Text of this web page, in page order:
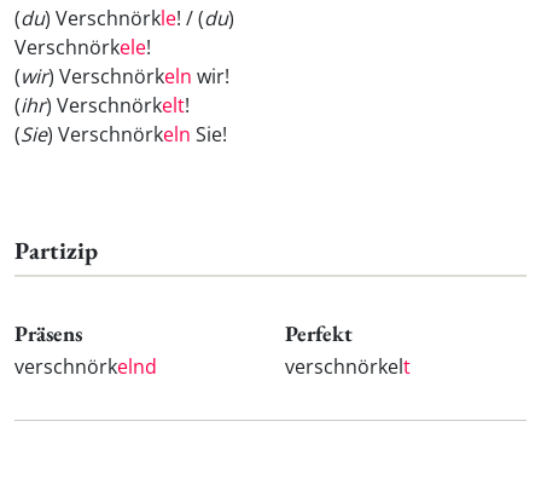
(du) Verschnörkle! / (du)
Verschnörkele!
(wir) Verschnörkeln wir!
(ihr) Verschnörkelt!
(Sie) Verschnörkeln Sie!
Partizip
Präsens
verschnörkelnd
Perfekt
verschnörkelt